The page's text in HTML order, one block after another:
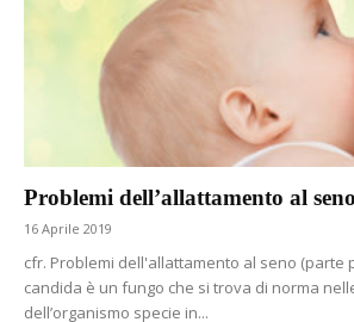
Problemi dell’allattamento al
16 Aprile 2019
cfr. Problemi dell'allattamento al seno (parte
candida è un fungo che si trova di norma
dell’organismo specie in...